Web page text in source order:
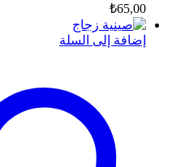
₺65,00
إضافة إلى السلة